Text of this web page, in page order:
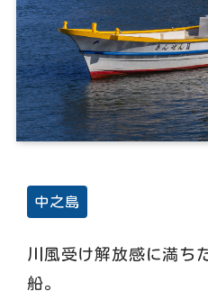
中之島
川風受け解放感に満ち
船。